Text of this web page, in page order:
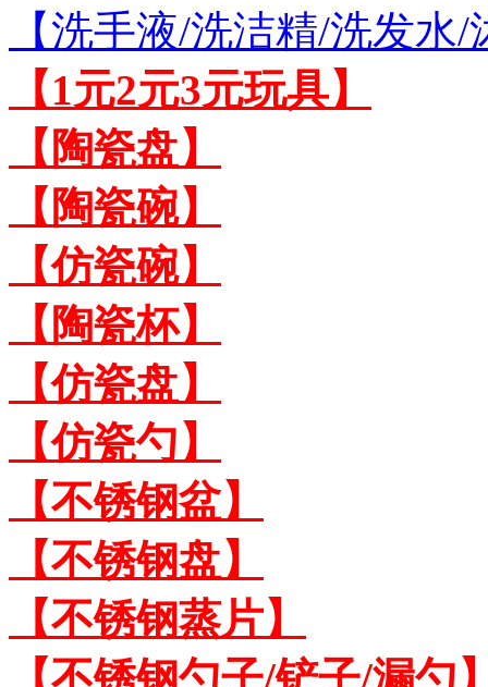
【洗手液/洗洁精/洗发水
【1元2元3元玩具】
【陶瓷盘】
【陶瓷碗】
【仿瓷碗】
【陶瓷杯】
【仿瓷盘】
【仿瓷勺】
【不锈钢盆】
【不锈钢盘】
【不锈钢蒸片】
【不锈钢勺子/铲子/漏勺